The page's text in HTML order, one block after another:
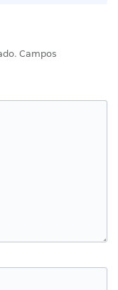
Campos